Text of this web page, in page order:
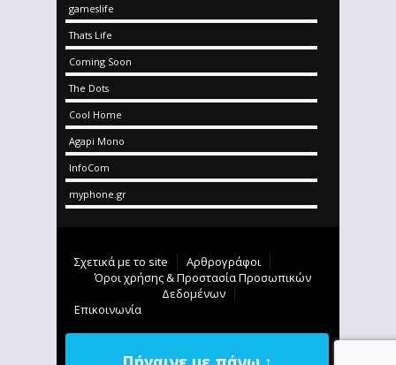
gameslife
Thats Life
Coming Soon
The Dots
Cool Home
Agapi Mono
InfoCom
myphone.gr
Σχετικά με το site
Αρθρογράφοι
Όροι χρήσης & Προστασία Προσωπικών
Δεδομένων
Επικοινωνία